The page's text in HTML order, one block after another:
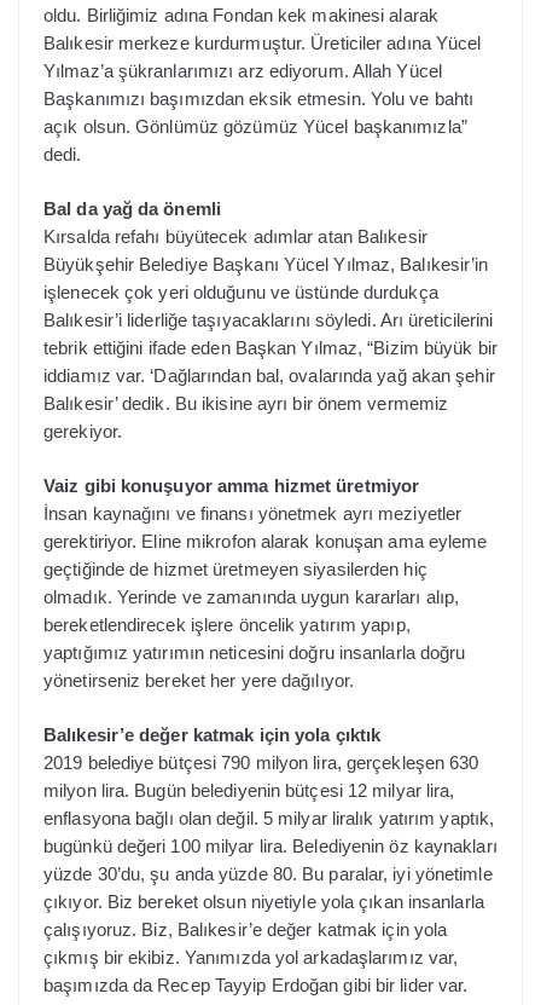
oldu. Birliğimiz adına Fondan kek makinesi alarak
Balıkesir merkeze kurdurmuştur. Üreticiler adına Yücel
Yılmaz’a şükranlarımızı arz ediyorum. Allah Yücel
Başkanımızı başımızdan eksik etmesin. Yolu ve bahtı
açık olsun. Gönlümüz gözümüz Yücel başkanımızla”
dedi.
Bal da yağ da önemli
Kırsalda refahı büyütecek adımlar atan Balıkesir
Büyükşehir Belediye Başkanı Yücel Yılmaz, Balıkesir’in
işlenecek çok yeri olduğunu ve üstünde durdukça
Balıkesir’i liderliğe taşıyacaklarını söyledi. Arı üreticilerini
tebrik ettiğini ifade eden Başkan Yılmaz, “Bizim büyük bir
iddiamız var. ‘Dağlarından bal, ovalarında yağ akan şehir
Balıkesir’ dedik. Bu ikisine ayrı bir önem vermemiz
gerekiyor.
Vaiz gibi konuşuyor amma hizmet üretmiyor
İnsan kaynağını ve finansı yönetmek ayrı meziyetler
gerektiriyor. Eline mikrofon alarak konuşan ama eyleme
geçtiğinde de hizmet üretmeyen siyasilerden hiç
olmadık. Yerinde ve zamanında uygun kararları alıp,
bereketlendirecek işlere öncelik yatırım yapıp,
yaptığımız yatırımın neticesini doğru insanlarla doğru
yönetirseniz bereket her yere dağılıyor.
Balıkesir’e değer katmak için yola çıktık
2019 belediye bütçesi 790 milyon lira, gerçekleşen 630
milyon lira. Bugün belediyenin bütçesi 12 milyar lira,
enflasyona bağlı olan değil. 5 milyar liralık yatırım yaptık,
bugünkü değeri 100 milyar lira. Belediyenin öz kaynakları
yüzde 30’du, şu anda yüzde 80. Bu paralar, iyi yönetimle
çıkıyor. Biz bereket olsun niyetiyle yola çıkan insanlarla
çalışıyoruz. Biz, Balıkesir’e değer katmak için yola
çıkmış bir ekibiz. Yanımızda yol arkadaşlarımız var,
başımızda da Recep Tayyip Erdoğan gibi bir lider var.